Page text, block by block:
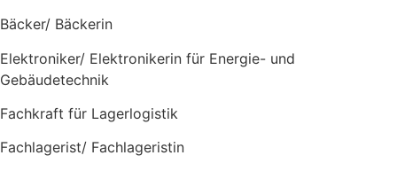
Bäcker/ Bäckerin
Elektroniker/ Elektronikerin für Energie- und
Gebäudetechnik
Fachkraft für Lagerlogistik
Fachlagerist/ Fachlageristin